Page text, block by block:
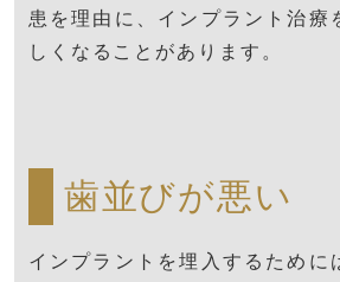
患を理由に、インプラント治療
しくなることがあります。
歯並びが悪い
インプラントを埋入するために